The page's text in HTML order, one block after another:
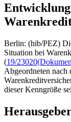
Berlin: (hib/PEZ)
Situation bei
(19/23020
Abgeordneten nach
dieser Kenngröße